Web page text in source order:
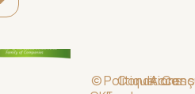
©Politique
Conditions